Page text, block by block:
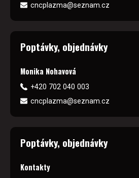
cncplazma@seznam.cz
Poptávky, objednávky
Monika Nohavová
+420 702 040 003
cncplazma@seznam.cz
Poptávky, objednávky
Kontakty